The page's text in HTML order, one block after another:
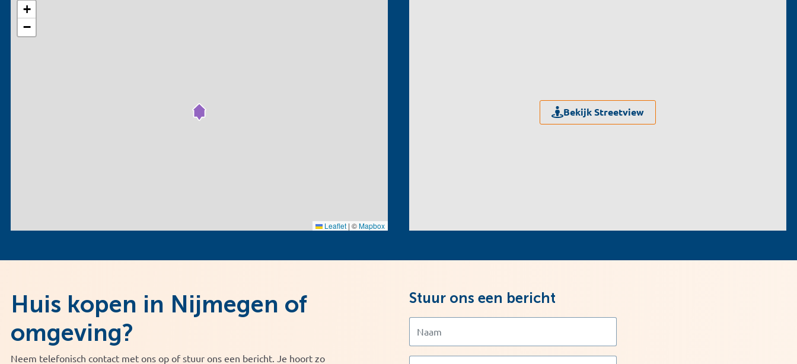
+
−
Leaflet | ©Mapbox
Bekijk Streetview
Huis kopen in Nijmegen of
omgeving?
Neem telefonisch contact met ons op of stuur ons een bericht. Je hoort zo
Stuur ons een bericht